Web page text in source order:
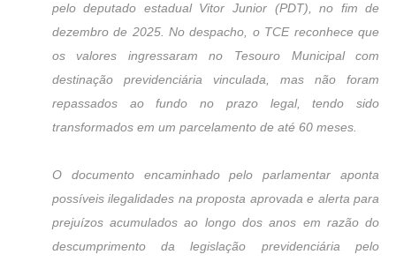
pelo deputado estadual Vitor Junior (PDT), no fim de
dezembro de 2025. No despacho, o TCE reconhece que
os valores ingressaram no Tesouro Municipal com
destinação previdenciária vinculada, mas não foram
repassados ao fundo no prazo legal, tendo sido
transformados em um parcelamento de até 60 meses.
O documento encaminhado pelo parlamentar aponta
possíveis ilegalidades na proposta aprovada e alerta para
prejuízos acumulados ao longo dos anos em razão do
descumprimento da legislação previdenciária pelo